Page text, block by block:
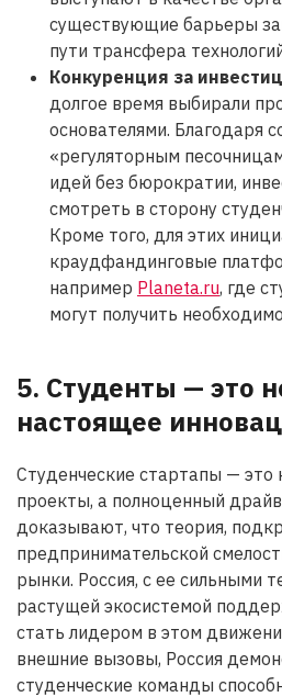
существующие барьеры
пути трансфера
Конкуренция за
долгое время выбирали
основателями. Благодаря
«регуляторным
идей без бюрократии,
смотреть в сторону
Кроме того, для этих
краудфандинговые
например Planeta.ru, где
могут получить
5. Студенты — это
настоящее
Студенческие стартапы — это
проекты, а полноценный
доказывают, что теория,
предпринимательской
рынки. Россия, с ее сильными
растущей экосистемой
стать лидером в этом
внешние вызовы, Россия
студенческие команды